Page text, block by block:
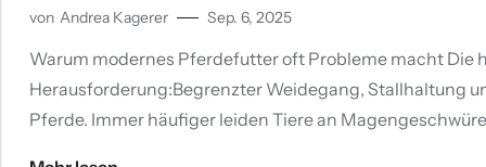
von Andrea Kagerer Sep. 6, 2025
Warum modernes Pferdefutter oft Probleme macht
Herausforderung:Begrenzter Weidegang, Stallhaltung
Pferde. Immer häufiger leiden Tiere an